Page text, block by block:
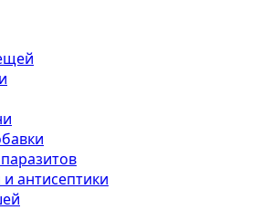
антисептики